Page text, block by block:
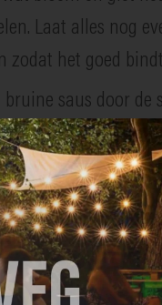
Laat alles nog
zodat het goed
bruine saus door de
en het bruin bier
saus.
gaar in een
Giet af, mix
peper en zout.